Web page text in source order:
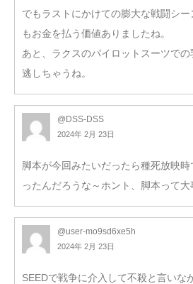
でもラストにかけての膨大な戦闘シ
もお金を払う価値ありましたね。
あと、ラクスのパイロットスーツで
逃しちゃうね。
@DSS-DSS
2024年 2月 23日
脚本が今回みたいだったら種死放映
ったんだろうな～ホント、脚本って大
@user-mo9sd6xe5h
2024年 2月 23日
SEEDで戦争に介入して不殺と言いな